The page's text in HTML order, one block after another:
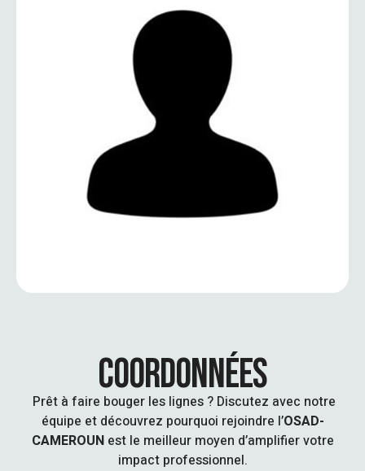
COORDONNÉES
Prêt à faire bouger les lignes ? Discutez avec notre
équipe et découvrez pourquoi rejoindre l’OSAD-
CAMEROUNest le meilleur moyen d’amplifier votre
impact professionnel.